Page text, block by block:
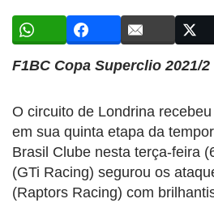
F1BC Copa Superclio 2021/
O circuito de Londrina
em sua quinta etapa da
Brasil Clube nesta terça-feira
(GTi Racing) segurou os
(Raptors Racing) com